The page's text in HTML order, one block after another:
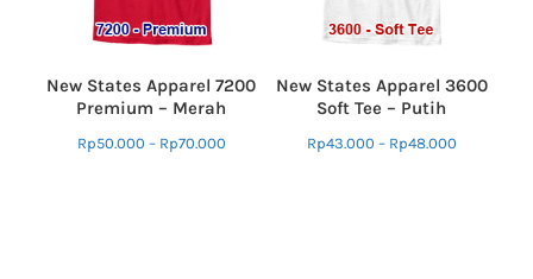
New States Apparel 7200
Premium – Merah
Rp50.000 – Rp70.000
New States Apparel 3600
Soft Tee – Putih
Rp43.000 – Rp48.000